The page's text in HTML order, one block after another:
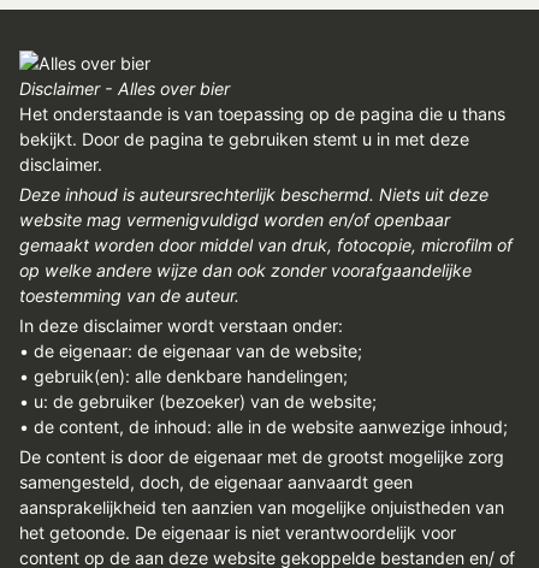
Disclaimer - Alles over bier
Het onderstaande is van toepassing op de pagina die u thans
bekijkt. Door de pagina te gebruiken stemt u in met deze
disclaimer.
Deze inhoud is auteursrechterlijk beschermd. Niets uit deze
website mag vermenigvuldigd worden en/of openbaar
gemaakt worden door middel van druk, fotocopie, microfilm of
op welke andere wijze dan ook zonder voorafgaandelijke
toestemming van de auteur.
In deze disclaimer wordt verstaan onder:
• de eigenaar: de eigenaar van de website;
• gebruik(en): alle denkbare handelingen;
• u: de gebruiker (bezoeker) van de website;
• de content, de inhoud: alle in de website aanwezige inhoud;
De content is door de eigenaar met de grootst mogelijke zorg
samengesteld, doch, de eigenaar aanvaardt geen
aansprakelijkheid ten aanzien van mogelijke onjuistheden van
het getoonde. De eigenaar is niet verantwoordelijk voor
content op de aan deze website gekoppelde bestanden en/ of